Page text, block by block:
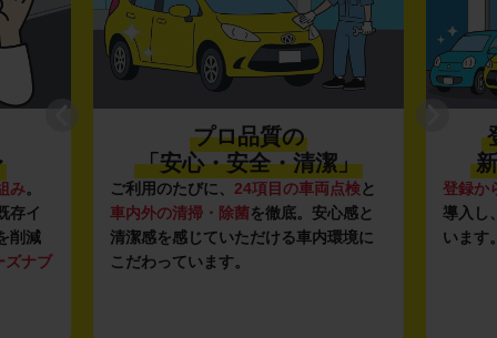
み。
存イ
削減
ズナブ
プロ品質の
「安心・安全・清潔」
ご利用のたびに、 24項目の車両点検と
車内外の清掃・除菌を徹底。安心感と
清潔感を感じていただける車内環境に
こだわっています。
登録か
導入し
います